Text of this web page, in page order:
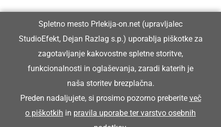
Glavni in odgovorni urednik:
Dejan Razlag
info@prlekija-on.net
Spletno mesto Prlekija-on.net (upravljalec
StudioEfekt, Dejan Razlag s.p.) uporablja piškotke za
zagotavljanje kakovostne spletne storitve,
funkcionalnosti in oglaševanja, zaradi katerih je
naša storitev brezplačna.
Preden nadaljujete, si prosimo pozorno preberite več
o piškotkih in pravila uporabe ter varstvo osebnih